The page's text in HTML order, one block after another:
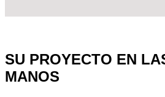
SU PROYECTO EN
MANOS